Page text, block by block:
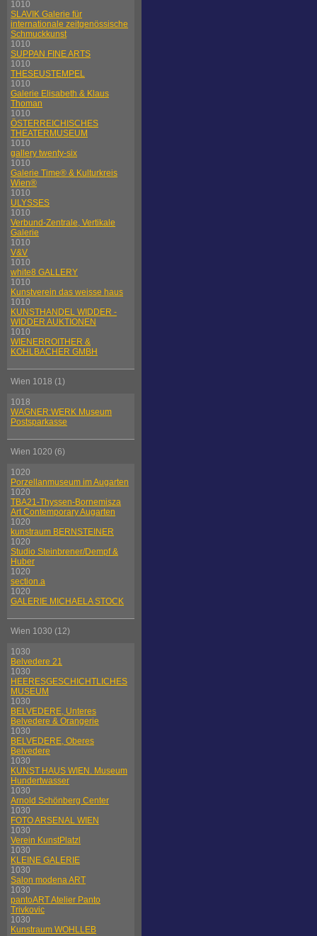
1010
SLAVIK Galerie für
internationale zeitgenössische
Schmuckkunst
1010
SUPPAN FINE ARTS
1010
THESEUSTEMPEL
1010
Galerie Elisabeth & Klaus
Thoman
1010
ÖSTERREICHISCHES
THEATERMUSEUM
1010
gallery twenty-six
1010
Galerie Time® & Kulturkreis
Wien®
1010
ULYSSES
1010
Verbund-Zentrale, Vertikale
Galerie
1010
V&V
1010
white8 GALLERY
1010
Kunstverein das weisse haus
1010
KUNSTHANDEL WIDDER -
WIDDER AUKTIONEN
1010
WIENERROITHER &
KOHLBACHER GMBH
Wien 1018 (1)
1018
WAGNER:WERK Museum
Postsparkasse
Wien 1020 (6)
1020
Porzellanmuseum im Augarten
1020
TBA21-Thyssen-Bornemisza
Art Contemporary Augarten
1020
kunstraum BERNSTEINER
1020
Studio Steinbrener/Dempf &
Huber
1020
section.a
1020
GALERIE MICHAELA STOCK
Wien 1030 (12)
1030
Belvedere 21
1030
HEERESGESCHICHTLICHES
MUSEUM
1030
BELVEDERE, Unteres
Belvedere & Orangerie
1030
BELVEDERE, Oberes
Belvedere
1030
KUNST HAUS WIEN. Museum
Hundertwasser
1030
Arnold Schönberg Center
1030
FOTO ARSENAL WIEN
1030
Verein KunstPlatzl
1030
KLEINE GALERIE
1030
Salon modena ART
1030
pantoART Atelier Panto
Trivkovic
1030
Kunstraum WOHLLEB